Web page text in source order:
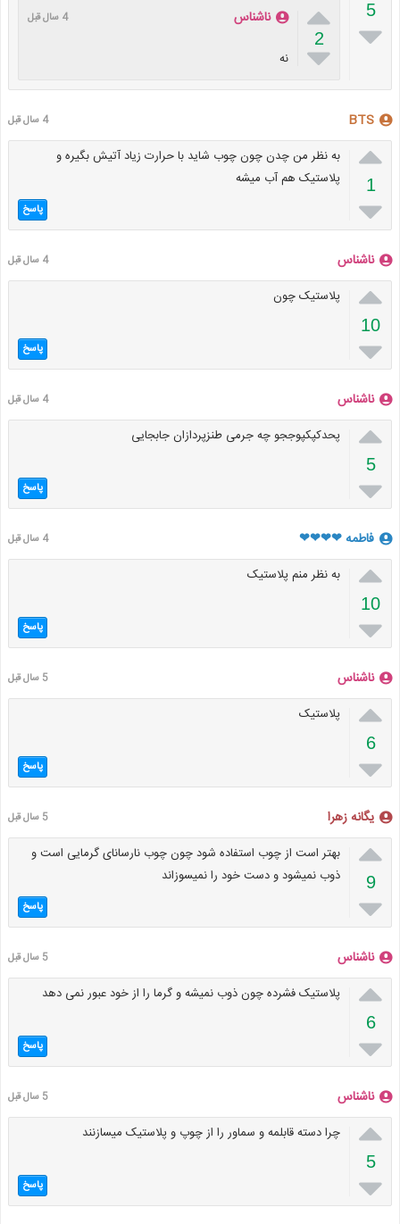
5


2

ناشناس 4 سال قبل
نه
BTS 4 سال قبل

1

به نظر من چدن چون چوب شاید با حرارت زیاد آتیش بگیره و
پلاستیک هم آب میشه
پاسخ
ناشناس 4 سال قبل

10

پلاستیک چون
پاسخ
ناشناس 4 سال قبل

5

پحدکپکپوججو چه جرمی طنزپردازان جابجایی
پاسخ
فاطمه ❤❤❤❤ 4 سال قبل

10

به نظر منم پلاستیک
پاسخ
ناشناس 5 سال قبل

6

پلاستیک
پاسخ
یگانه زهرا 5 سال قبل

9

بهتر است از چوب استفاده شود چون چوب نارسانای گرمایی است و
ذوب نمیشود و دست خود را نمیسوزاند
پاسخ
ناشناس 5 سال قبل

6

پلاستیک فشرده چون ذوب نمیشه و گرما را از خود عبور نمی دهد
پاسخ
ناشناس 5 سال قبل

5

چرا دسته قابلمه و سماور را از چوپ و پلاستیک میسازنند
پاسخ